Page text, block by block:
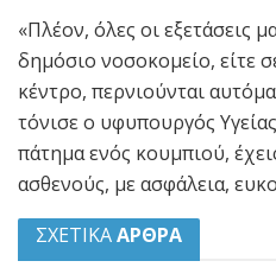
«Πλέον, όλες οι εξετάσεις
δημόσιο νοσοκομείο, είτε
κέντρο, περνιούνται
τόνισε ο υφυπουργός
πάτημα ενός κουμπιού,
ασθενούς, με ασφάλεια,
ΣΧΕΤΙΚΑΑΡΘΡΑ